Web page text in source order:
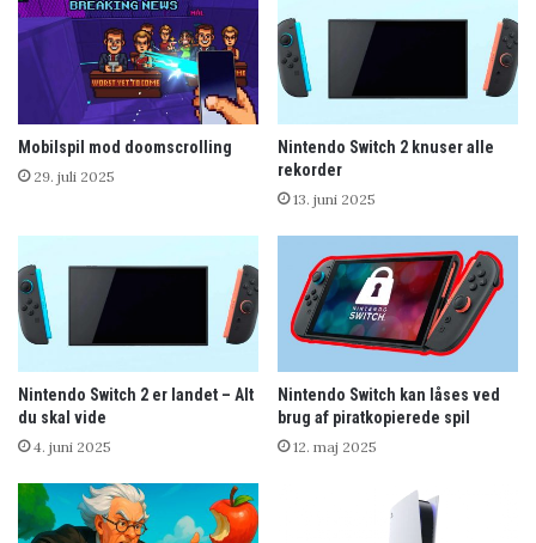
Mobilspil mod doomscrolling
29. juli 2025
Nintendo Switch 2 knuser alle
rekorder
13. juni 2025
Nintendo Switch 2 er landet – Alt
du skal vide
4. juni 2025
Nintendo Switch kan låses ved
brug af piratkopierede spil
12. maj 2025